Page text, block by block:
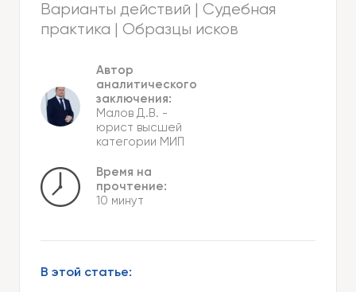
Варианты действий | Судебная
практика | Образцы исков
Автор
аналитического
заключения:
Малов Д.В. -
юрист высшей
категории МИП
Время на
прочтение:
10 минут
В этой статье: